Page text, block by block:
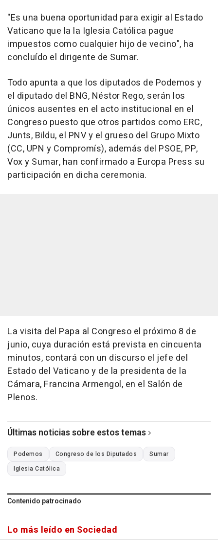
"Es una buena oportunidad para exigir al Estado
Vaticano que la la Iglesia Católica pague
impuestos como cualquier hijo de vecino", ha
concluído el dirigente de Sumar.
Todo apunta a que los diputados de Podemos y
el diputado del BNG, Néstor Rego, serán los
únicos ausentes en el acto institucional en el
Congreso puesto que otros partidos como ERC,
Junts, Bildu, el PNV y el grueso del Grupo Mixto
(CC, UPN y Compromís), además del PSOE, PP,
Vox y Sumar, han confirmado a Europa Press su
participación en dicha ceremonia.
La visita del Papa al Congreso el próximo 8 de
junio, cuya duración está prevista en cincuenta
minutos, contará con un discurso el jefe del
Estado del Vaticano y de la presidenta de la
Cámara, Francina Armengol, en el Salón de
Plenos.
Últimas noticias sobre estos temas
Podemos Congreso de los Diputados
Sumar
Iglesia Católica
Contenido patrocinado
Lo más leído en Sociedad